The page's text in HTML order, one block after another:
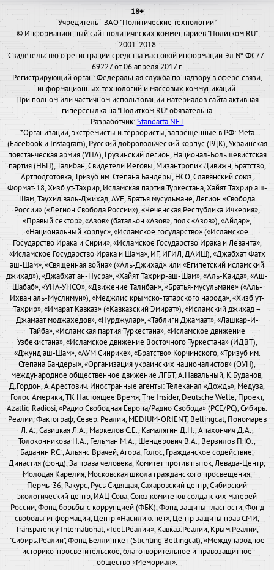
18+
Учредитель - ЗАО "Политические технологии"
© Информационный сайт политических комментариев "Политком.RU"
2001-2018
Свидетельство о регистрации средства массовой информации Эл № ФС77-
69227 от 06 апреля 2017 г.
Регистрирующий орган: Федеральная служба по надзору в сфере связи,
информационных технологий и массовых коммуникаций.
При полном или частичном использовании материалов сайта активная
гиперссылка на "Политком.RU" обязательна
Разработчик:Standarta.NET
*Организации, экстремисты и террористы, запрещенные в РФ: Meta
(Facebook и Instagram), Русский добровольческий корпус (РДК), Украинская
повстанческая армия (УПА), Грузинский легион, Национал-Большевистская
партия (НБП), Талибан, Свидетели Иеговы, Мизантропик Дивижн, Братство,
Артподготовка, Тризуб им. Степана Бандеры, НСО, Славянский союз,
Формат-18, Хизб ут-Тахрир, Исламская партия Туркестана, Хайят Тахрир аш-
Шам, Таухид валь-Джихад, АУЕ, Братья мусульмане, Легион «Свобода
России» («Легион Свобода России»), «Чеченская Республика Ичкерия»,
«Правый сектор», «Азов» (батальон «Азов», полк «Азов»), «Айдар»,
«Национальный корпус», «Исламское государство» («Исламское
Государство Ирака и Сирии», «Исламское Государство Ирака и Леванта»,
«Исламское Государство Ирака и Шама», ИГ, ИГИЛ, ДАИШ), «Джабхат Фатх
аш-Шам», «Священная война» («Аль-Джихад» или «Египетский исламский
джихад»), «Джабхат ан-Нусра», «Хайят Тахрир-аш-Шам», «Аль-Каида», «Аш-
Шабаб», «УНА-УНСО», «Движение Талибан», «Братья-мусульмане» («Аль-
Ихван аль-Муслимун»), «Меджлис крымско-татарского народа», «Хизб ут-
Тахрир», «Имарат Кавказ» («Кавказский Эмират»), «Исламский джихад –
Джамаат моджахедов», «Нурджулар», «Таблиги Джамаат», «Лашкар-И-
Тайба», «Исламская партия Туркестана», «Исламское движение
Узбекистана», «Исламское движение Восточного Туркестана» (ИДВТ),
«Джунд аш-Шам», «АУМ Синрике», «Братство» Корчинского, «Тризуб им.
Степана Бандеры», «Организация украинских националистов» (ОУН),
международное общественное движение ЛГБТ, А.Навальный, К.Буданов,
Д.Гордон, А.Арестович. Иностранные агенты: Телеканал «Дождь», Медуза,
Голос Америки, ТК Настоящее Время, The Insider, Deutsche Welle, Проект,
Azatliq Radiosi, «Радио Свободная Европа/Радио Свобода» (PCE/PC), Сибирь.
Реалии, Фактограф, Север. Реалии, MEDIUM-ORIENT, Bellingcat, Пономарев
Л. А., Савицкая Л.А., Маркелов С.Е., Камалягин Д.Н., Апахончич Д.А.,
Толоконникова Н.А., Гельман М.А., Шендерович В.А., Верзилов П.Ю.,
Баданин Р.С., Альянс Врачей, Агора, Голос, Гражданское содействие,
Династия (фонд), За права человека, Комитет против пыток, Левада-Центр,
Молодая Карелия, Московская школа гражданского просвещения,
Пермь-36, Ракурс, Русь Сидящая, Сахаровский центр, Сибирский
экологический центр, ИАЦ Сова, Союз комитетов солдатских матерей
России, Фонд борьбы с коррупцией (ФБК), Фонд защиты гласности, Фонд
свободы информации, Центр «Насилию.нет», Центр защиты прав СМИ,
Transparency International, «Idel.Реалии», Кавказ.Реалии, Крым.Реалии,
"Сибирь.Реалии", Фонд Беллингкет (Stichting Bellingcat), «Международное
историко-просветительское, благотворительное и правозащитное
общество «Мемориал».